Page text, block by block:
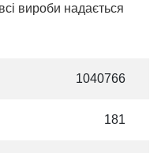
вироби надається
1040766
181